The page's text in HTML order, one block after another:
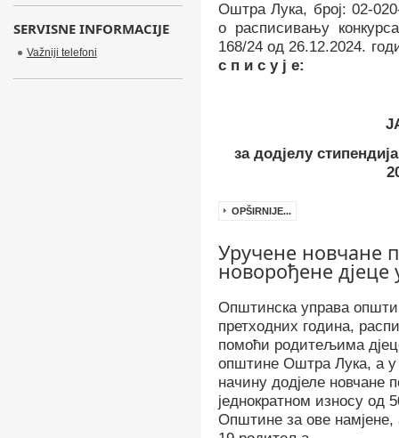
Оштра Лука, број: 02-
о расписивању
168/24од26.12.2024.
с п и с у ј е:
за додјелу стипендија
OPŠIRNIJE...
Уручене новчане
новорођене дјеце
Општинска управа
претходних година,
помоћи родитељима
општине Оштра Лука, а
начину додјеле новчане
једнократном износу од
Општине за ове намјене,
SERVISNE INFORMACIJE
Važniji telefoni